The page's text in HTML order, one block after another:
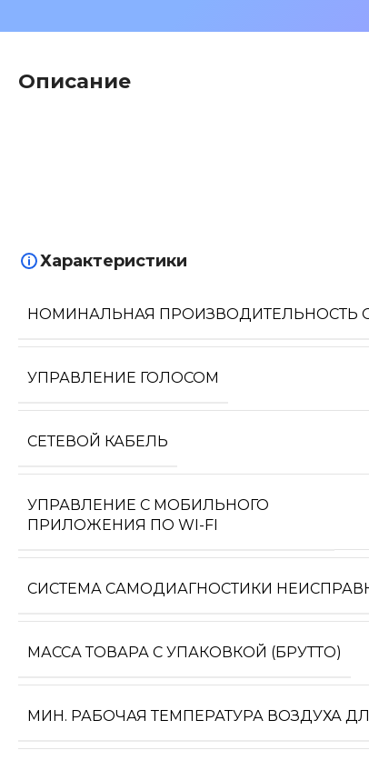
Описание
Характеристики
НОМИНАЛЬНАЯ ПРОИЗВОДИТЕЛЬНОСТЬ
УПРАВЛЕНИЕ ГОЛОСОМ
СЕТЕВОЙ КАБЕЛЬ
УПРАВЛЕНИЕ C МОБИЛЬНОГО
ПРИЛОЖЕНИЯ ПО WI-FI
СИСТЕМА САМОДИАГНОСТИКИ
МАССА ТОВАРА С УПАКОВКОЙ (БРУТТО)
МИН. РАБОЧАЯ ТЕМПЕРАТУРА ВОЗДУХА